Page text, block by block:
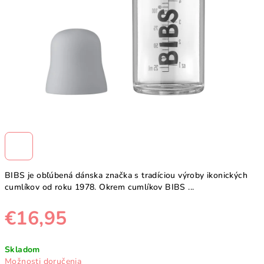
BIBS je obľúbená dánska značka s tradíciou výroby ikonických
cumlíkov od roku 1978. Okrem cumlíkov BIBS ...
€16,95
cena:
Skladom
Možnosti doručenia